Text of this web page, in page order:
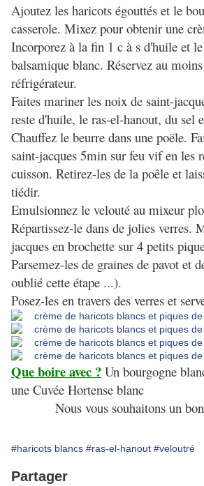
Ajoutez les haricots égouttés et le
casserole. Mixez pour obtenir une
Incorporez à la fin 1 c à s d'huile et
balsamique blanc. Réservez au
réfrigérateur.
Faites mariner les noix de saint-
reste d'huile, le ras-el-hanout, du sel
Chauffez le beurre dans une poële.
saint-jacques 5min sur feu vif en les
cuisson. Retirez-les de la poêle et
tiédir.
Emulsionnez le velouté au mixeur
Répartissez-le dans de jolies verres.
jacques en brochette sur 4 petits
Parsemez-les de graines de pavot et
oublié cette étape ...).
Posez-les en travers des verres et
Que boire avec ? Un bourgogne
une Cuvée Hortense blanc
Nous vous souhaitons un
#haricots blancs #ras-el-hanout #veloutré
Partager